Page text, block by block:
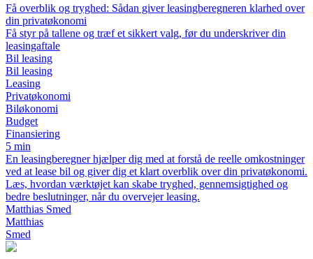
Få overblik og tryghed: Sådan giver leasingberegneren klarhed over
din privatøkonomi
Få styr på tallene og træf et sikkert valg, før du underskriver din
leasingaftale
Bil leasing
Bil leasing
Leasing
Privatøkonomi
Biløkonomi
Budget
Finansiering
5 min
En leasingberegner hjælper dig med at forstå de reelle omkostninger
ved at lease bil og giver dig et klart overblik over din privatøkonomi.
Læs, hvordan værktøjet kan skabe tryghed, gennemsigtighed og
bedre beslutninger, når du overvejer leasing.
Matthias Smed
Matthias
Smed